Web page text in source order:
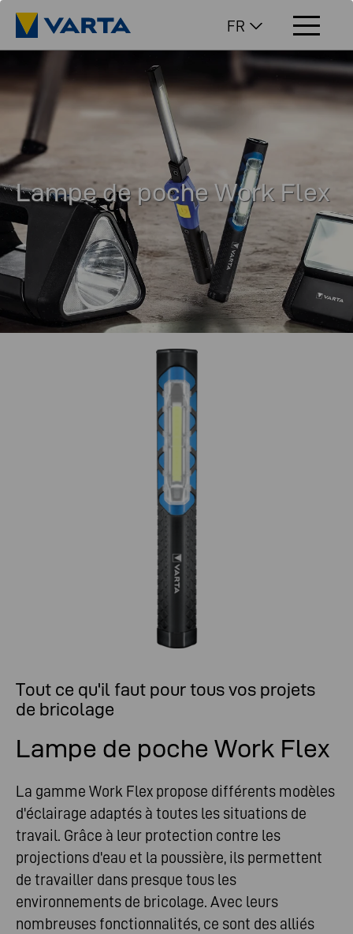
FR
Lampe de poche Work Flex
Tout ce qu'il faut pour tous vos projets
de bricolage
Lampe de poche Work Flex
La gamme Work Flex propose différents modèles
d'éclairage adaptés à toutes les situations de
travail. Grâce à leur protection contre les
projections d'eau et la poussière, ils permettent
de travailler dans presque tous les
environnements de bricolage. Avec leurs
nombreuses fonctionnalités, ce sont des alliés